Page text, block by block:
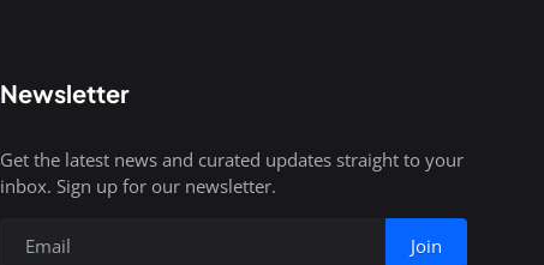
Newsletter
Get the latest news and curated updates straight to your
inbox. Sign up for our newsletter.
Join